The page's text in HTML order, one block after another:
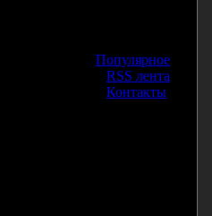
Популярное
RSS лента
Контакты